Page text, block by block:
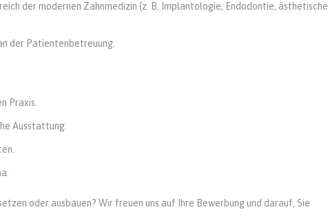
der modernen Zahnmedizin (z. B. Implantologie, Endodontie, ästhetische
der Patientenbetreuung.
Praxis.
Ausstattung.
oder ausbauen? Wir freuen uns auf Ihre Bewerbung und darauf, Sie